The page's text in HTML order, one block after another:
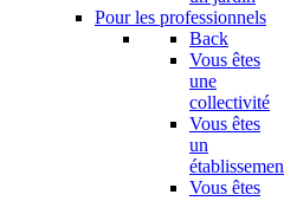
Pour les professionnels
Back
Vous êtes
une
collectivité
Vous êtes
un
Vous êtes